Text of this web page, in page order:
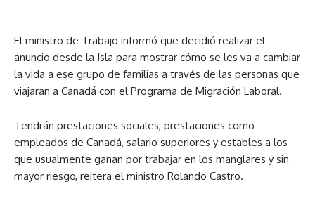
El ministro de Trabajo informó que decidió realizar el
anuncio desde la Isla para mostrar cómo se les va a cambiar
la vida a ese grupo de familias a través de las personas que
viajaran a Canadá con el Programa de Migración Laboral.
Tendrán prestaciones sociales, prestaciones como
empleados de Canadá, salario superiores y estables a los
que usualmente ganan por trabajar en los manglares y sin
mayor riesgo, reitera el ministro Rolando Castro.